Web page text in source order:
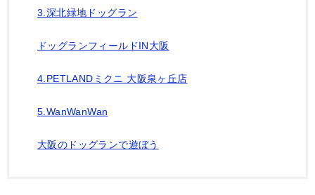
3.深北緑地ドッグラン
ドッグランフィールドIN大阪
4.PETLANDミクニ 大阪泉ヶ丘店
5.WanWanWan
大阪のドッグランで遊ぼう